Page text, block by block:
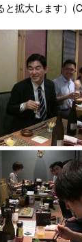
と拡大します）